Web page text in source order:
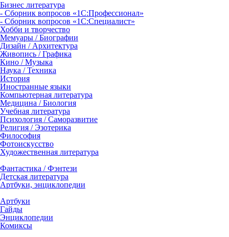
Бизнес литература
- Сборник вопросов «1С:Профессионал»
- Сборник вопросов «1С:Специалист»
Хобби и творчество
Мемуары / Биографии
Дизайн / Архитектура
Живопись / Графика
Кино / Музыка
Наука / Техника
История
Иностранные языки
Компьютерная литература
Медицина / Биология
Учебная литература
Психология / Саморазвитие
Религия / Эзотерика
Философия
Фотоискусство
Художественная литература
Фантастика / Фэнтези
Детская литература
Артбуки, энциклопедии
Артбуки
Гайды
Энциклопедии
Комиксы